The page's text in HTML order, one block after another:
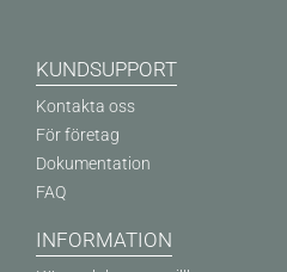
KUNDSUPPORT
Kontakta oss
För företag
Dokumentation
FAQ
INFORMATION